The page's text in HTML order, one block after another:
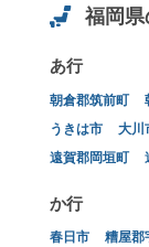
福岡
あ行
朝倉郡筑前町
うきは市
大川
遠賀郡岡垣町
か行
春日市 糟屋郡